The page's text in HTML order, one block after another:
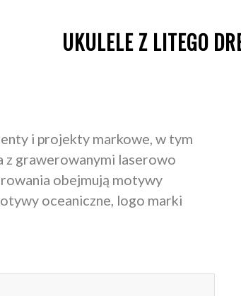
UKULELE Z LITEGO
i projekty markowe, w tym
z grawerowanymi laserowo
obejmują motywy
oceaniczne, logo marki